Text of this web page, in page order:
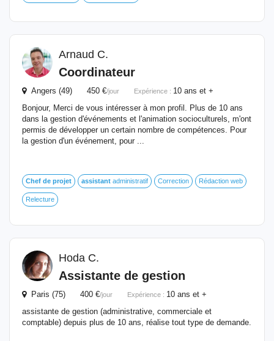
Arnaud C.
Coordinateur
Angers (49) 450 €/jour Expérience : 10 ans et +
Bonjour, Merci de vous intéresser à mon profil. Plus de 10 ans
dans la gestion d'événements et l'animation socioculturels, m'ont
permis de développer un certain nombre de compétences. Pour
la gestion d'un événement, pour ...
Chef de projet assistant administratif Correction Rédaction web
Relecture
Hoda C.
Assistante de gestion
Paris (75) 400 €/jour Expérience : 10 ans et +
assistante de gestion (administrative, commerciale et
comptable) depuis plus de 10 ans, réalise tout type de demande.